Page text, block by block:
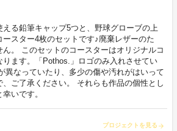
る鉛筆キャップ5つと、野球グローブの上
スター4枚のセットです♪廃棄レザーのた
。 このセットのコースターはオリジナルコ
ります。「Pothos.」ロゴのみ入れさせてい
異なっていたり、多少の傷や汚れがはいって
ご了承ください。 それらも作品の個性とし
いです。
プロジェクトを見る arrow_forward